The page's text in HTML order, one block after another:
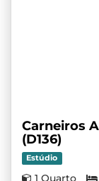
Carneiros
(D136)
Estúdio
1 Quarto